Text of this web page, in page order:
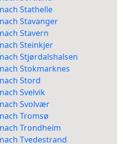
Stathelle
Stavanger
Stavern
Steinkjer
Stjørdalshalsen
Stokmarknes
Stord
Svelvik
Svolvær
Tromsø
Trondheim
Tvedestrand